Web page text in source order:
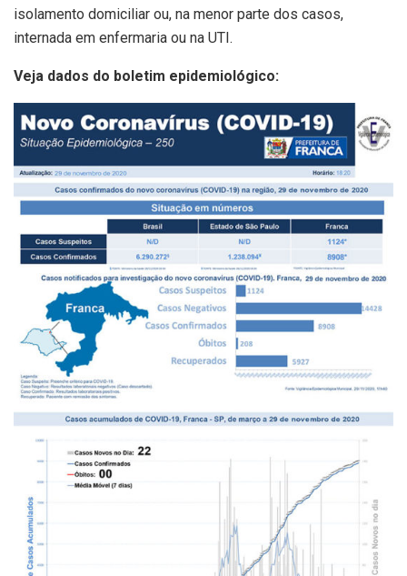
isolamento domiciliar ou, na menor parte dos casos,
internada em enfermaria ou na UTI.
Veja dados do boletim epidemiológico: